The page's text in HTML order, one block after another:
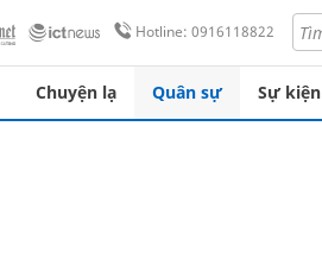
Hotline: 0916118822
Chuyện lạ Quân sự Sự kiện